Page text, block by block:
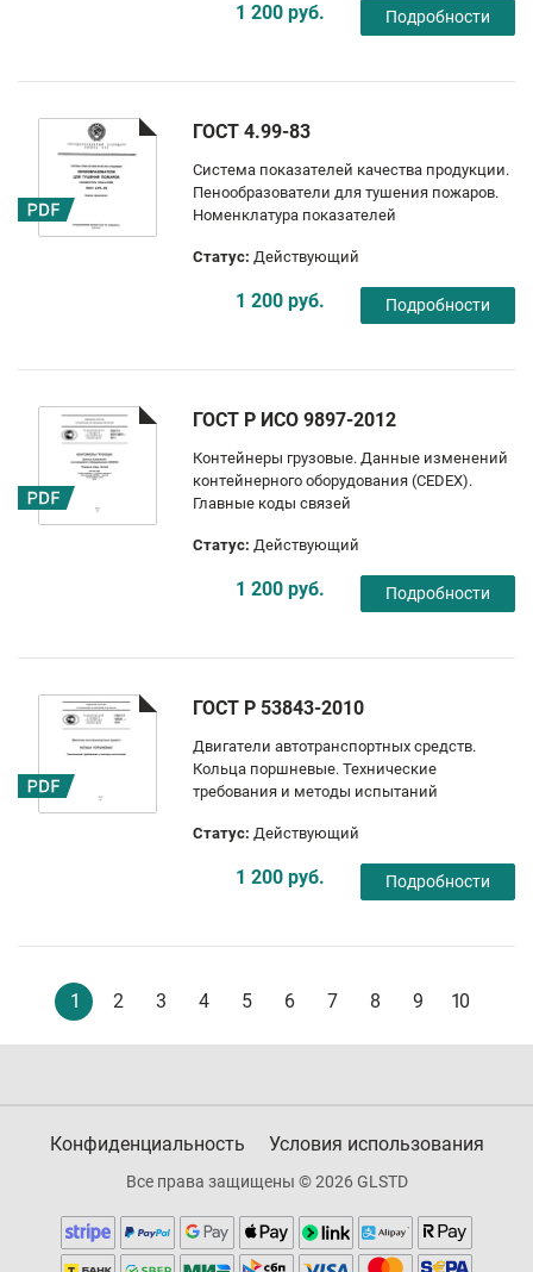
1 200 руб. Подробности
ГОСТ 4.99-83
Система показателей качества продукции.
Пенообразователи для тушения пожаров.
Номенклатура показателей
Статус: Действующий
1 200 руб. Подробности
ГОСТ Р ИСО 9897-2012
Контейнеры грузовые. Данные изменений
контейнерного оборудования (CEDEX).
Главные коды связей
Статус: Действующий
1 200 руб. Подробности
ГОСТ Р 53843-2010
Двигатели автотранспортных средств.
Кольца поршневые. Технические
требования и методы испытаний
Статус: Действующий
1 200 руб. Подробности
1 2 3 4 5 6 7 8 9 10
Конфиденциальность Условия использования
Все права защищены © 2026 GLSTD